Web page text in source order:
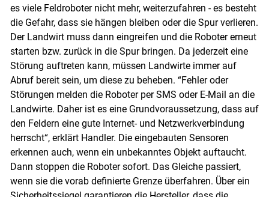
es viele Feldroboter nicht mehr, weiterzufahren - es besteht
die Gefahr, dass sie hängen bleiben oder die Spur verlieren.
Der Landwirt muss dann eingreifen und die Roboter erneut
starten bzw. zurück in die Spur bringen. Da jederzeit eine
Störung auftreten kann, müssen Landwirte immer auf
Abruf bereit sein, um diese zu beheben. “Fehler oder
Störungen melden die Roboter per SMS oder E-Mail an die
Landwirte. Daher ist es eine Grundvoraussetzung, dass auf
den Feldern eine gute Internet- und Netzwerkverbindung
herrscht“, erklärt Handler. Die eingebauten Sensoren
erkennen auch, wenn ein unbekanntes Objekt auftaucht.
Dann stoppen die Roboter sofort. Das Gleiche passiert,
wenn sie die vorab definierte Grenze überfahren. Über ein